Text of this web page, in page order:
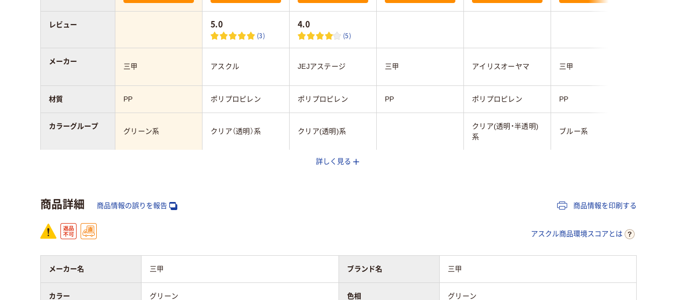
5.0
(3)
4.0
(5)
三甲 アスクル JEJアステージ 三甲 アイリスオーヤマ 三甲
PP ポリプロピレン ポリプロピレン PP ポリプロピレン PP
グリーン系 クリア（透明）系 クリア(透明)系
クリア(透明・半透明)
系
ブルー系
レビュー
メーカー
材質
カラーグループ
詳しく見る
商品詳細 商品情報の誤りを報告 商品情報を印刷する
アスクル商品環境スコアとは
メーカー名 三甲 ブランド名 三甲
カラー グリーン 色相 グリーン